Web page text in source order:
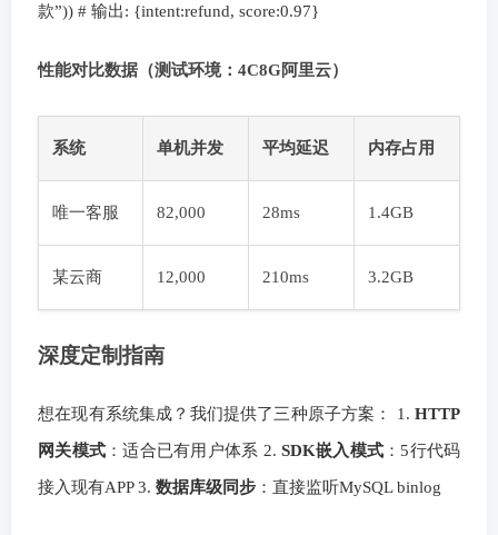
款”)) # 输出: {intent:refund, score:0.97}
性能对比数据（测试环境：4C8G阿里云）
系统 单机并发 平均延迟 内存占用
唯一客服 82,000 28ms 1.4GB
某云商 12,000 210ms 3.2GB
深度定制指南
想在现有系统集成？我们提供了三种原子方案： 1. HTTP
网关模式 ：适合已有用户体系 2. SDK嵌入模式 ：5行代码
接入现有APP 3. 数据库级同步 ：直接监听MySQL binlog